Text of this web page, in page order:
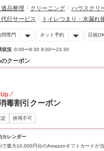
品整理 クリーニング ハウスクリ
行サービス
トイレつまり・水漏れ
問専門 ネット予約 日祝OK
状況 0:00〜8:30 9:00〜23:30
クーポン
毒割引クーポン
併用不可
カレンダー
で最大10,000円分のAmazonギフトカードが当